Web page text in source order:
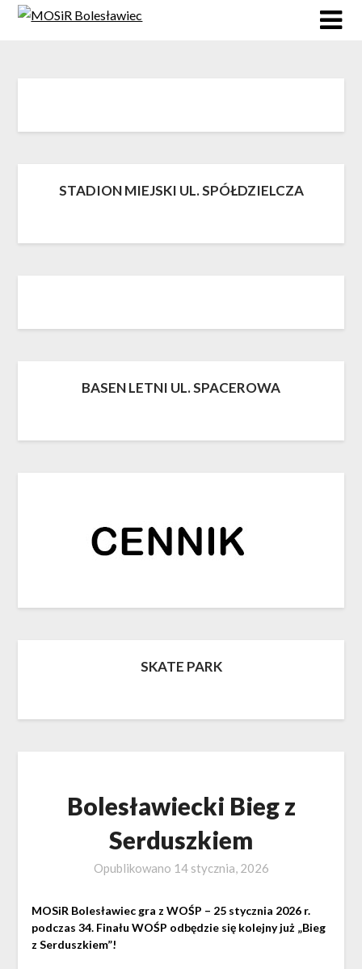
Skip
STADION MIEJSKI UL. SPÓŁDZIELCZA
BASEN LETNI UL. SPACEROWA
SKATE PARK
Bolesławiecki Bieg z
Serduszkiem
Opublikowano 14 stycznia, 2026
MOSiR Bolesławiec gra z WOŚP – 25 stycznia 2026 r.
podczas 34. Finału WOŚP odbędzie się kolejny już „Bieg
z Serduszkiem”!